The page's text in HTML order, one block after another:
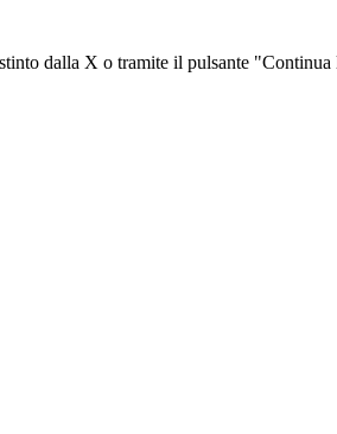
dalla X o tramite il pulsante